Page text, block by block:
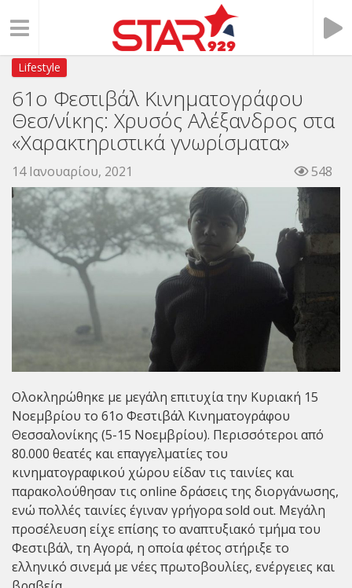
Lifestyle
61ο Φεστιβάλ Κινηματογράφου
Θεσ/νίκης: Χρυσός Αλέξανδρος στα
«Χαρακτηριστικά γνωρίσματα»
14 Ιανουαρίου, 2021 548
Ολοκληρώθηκε με μεγάλη επιτυχία την Κυριακή 15
Νοεμβρίου το 61ο Φεστιβάλ Κινηματογράφου
Θεσσαλονίκης (5-15 Νοεμβρίου). Περισσότεροι από
80.000 θεατές και επαγγελματίες του
κινηματογραφικού χώρου είδαν τις ταινίες και
παρακολούθησαν τις online δράσεις της διοργάνωσης,
ενώ πολλές ταινίες έγιναν γρήγορα sold out. Μεγάλη
προσέλευση είχε επίσης το αναπτυξιακό τμήμα του
Φεστιβάλ, τη Αγορά, η οποία φέτος στήριξε το
ελληνικό σινεμά με νέες πρωτοβουλίες, ενέργειες και